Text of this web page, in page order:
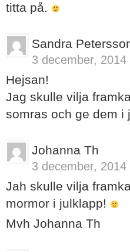
titta på.
Sandra
3 december,
Hejsan!
Jag skulle vilja
somras och ge dem i
Johanna Th
3 december,
Jah skulle vilja
mormor i julklapp!
Mvh Johanna Th